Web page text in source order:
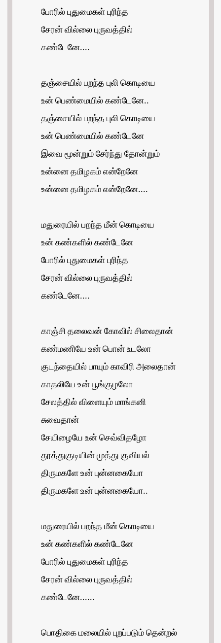
போரில் புதுமைகள் புரிந்த
சேரன் வில்லை புருவத்தில்
கண்டேனே....
தஞ்சையில் பறந்த புலி கொடியை
உன் பெண்மையில் கண்டேனே..
தஞ்சையில் பறந்த புலி கொடியை
உன் பெண்மையில் கண்டேனே
இவை மூன்றும் சேர்ந்து தோன்றும்
உன்னை தமிழகம் என்றேனே
உன்னை தமிழகம் என்றேனே....
மதுரையில் பறந்த மீன் கொடியை
உன் கண்களில் கண்டேனே
போரில் புதுமைகள் புரிந்த
சேரன் வில்லை புருவத்தில்
கண்டேனே....
காஞ்சி தலைவன் கோவில் சிலைதான்
கண்மணியே உன் பொன் உடலோ
குடந்தையில் பாயும் காவிரி அலைதான்
காதலியே உன் பூங்குழலோ
சேலத்தில் விளையும் மாங்கனி
சுவைதான்
சேயிழையே உன் செவ்விதழோ
தூத்துகுடியின் முத்து குவியல்
திருமகளே உன் புன்னகையோ
திருமகளே உன் புன்னகையோ..
மதுரையில் பறந்த மீன் கொடியை
உன் கண்களில் கண்டேனே
போரில் புதுமைகள் புரிந்த
சேரன் வில்லை புருவத்தில்
கண்டேனே......
பொதிகை மலையில் புறப்படும் தென்றல்